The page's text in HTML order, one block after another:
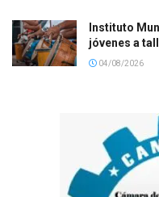
Instituto
jóvenes a
04/08/2026